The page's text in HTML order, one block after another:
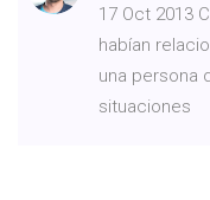
17 Oct 2013
habían
una persona
situaciones